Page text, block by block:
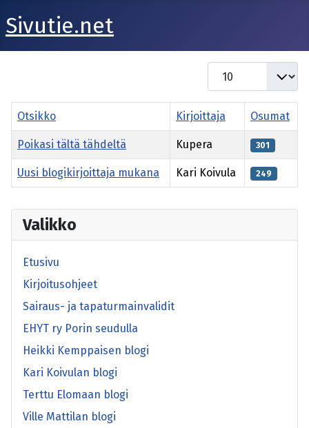
Sivutie.net
Näyttö #
Otsikko Kirjoittaja Osumat
Poikasi tältä tähdeltä Kupera 301
Uusi blogikirjoittaja mukana Kari Koivula 249
Valikko
Etusivu
Kirjoitusohjeet
Sairaus- ja tapaturmainvalidit
EHYT ry Porin seudulla
Heikki Kemppaisen blogi
Kari Koivulan blogi
Terttu Elomaan blogi
Ville Mattilan blogi